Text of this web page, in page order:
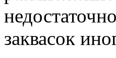
заквасок